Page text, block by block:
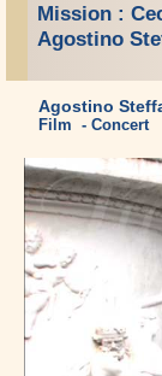
Mission :
Agostino
Agostino
Film - Concert